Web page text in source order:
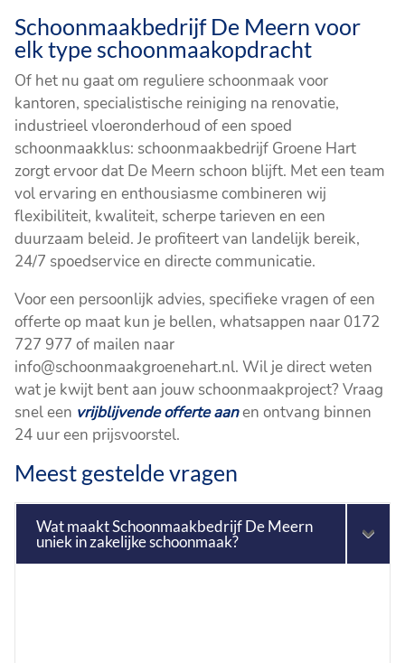
Schoonmaakbedrijf De Meern voor
elk type schoonmaakopdracht
Of het nu gaat om reguliere schoonmaak voor
kantoren, specialistische reiniging na renovatie,
industrieel vloeronderhoud of een spoed
schoonmaakklus: schoonmaakbedrijf Groene Hart
zorgt ervoor dat De Meern schoon blijft. Met een team
vol ervaring en enthousiasme combineren wij
flexibiliteit, kwaliteit, scherpe tarieven en een
duurzaam beleid. Je profiteert van landelijk bereik,
24/7 spoedservice en directe communicatie.
Voor een persoonlijk advies, specifieke vragen of een
offerte op maat kun je bellen, whatsappen naar 0172
727 977 of mailen naar
info@schoonmaakgroenehart.nl. Wil je direct weten
wat je kwijt bent aan jouw schoonmaakproject? Vraag
snel een vrijblijvende offerte aanen ontvang binnen
24 uur een prijsvoorstel.
Meest gestelde vragen
Wat maakt Schoonmaakbedrijf De Meern
uniek in zakelijke schoonmaak?